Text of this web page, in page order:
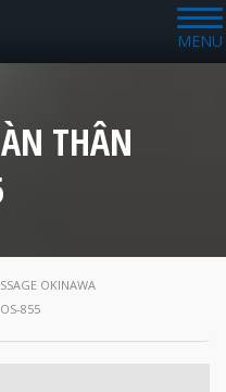
MENU
THÂN
OKINAWA
855